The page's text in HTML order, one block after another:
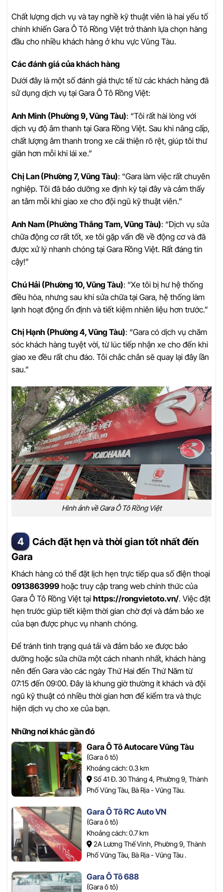
Chất lượng dịch vụ và tay nghề kỹ thuật viên là hai yếu tố
chính khiến Gara Ô Tô Rồng Việt trở thành lựa chọn hàng
đầu cho nhiều khách hàng ở khu vực Vũng Tàu.
Các đánh giá của khách hàng
Dưới đây là một số đánh giá thực tế từ các khách hàng đã
sử dụng dịch vụ tại Gara Ô Tô Rồng Việt:
Anh Minh (Phường 9, Vũng Tàu): “Tôi rất hài lòng với
dịch vụ độ âm thanh tại Gara Rồng Việt. Sau khi nâng cấp,
chất lượng âm thanh trong xe cải thiện rõ rệt, giúp tôi thư
giãn hơn mỗi khi lái xe.”
Chị Lan (Phường 7, Vũng Tàu): “Gara làm việc rất chuyên
nghiệp. Tôi đã bảo dưỡng xe định kỳ tại đây và cảm thấy
an tâm mỗi khi giao xe cho đội ngũ kỹ thuật viên.”
Anh Nam (Phường Thắng Tam, Vũng Tàu): “Dịch vụ sửa
chữa động cơ rất tốt, xe tôi gặp vấn đề về động cơ và đã
được xử lý nhanh chóng tại Gara Rồng Việt. Rất đáng tin
cậy!”
Chú Hải (Phường 10, Vũng Tàu): “Xe tôi bị hư hệ thống
điều hòa, nhưng sau khi sửa chữa tại Gara, hệ thống làm
lạnh hoạt động ổn định và tiết kiệm nhiên liệu hơn trước.”
Chị Hạnh (Phường 4, Vũng Tàu): “Gara có dịch vụ chăm
sóc khách hàng tuyệt vời, từ lúc tiếp nhận xe cho đến khi
giao xe đều rất chu đáo. Tôi chắc chắn sẽ quay lại đây lần
sau.”
Hình ảnh về Gara Ô Tô Rồng Việt
Cách đặt hẹn và thời gian tốt nhất đến
Gara
Khách hàng có thể đặt lịch hẹn trực tiếp qua số điện thoại
0913863999 hoặc truy cập trang web chính thức của
Gara Ô Tô Rồng Việt tại https://rongvietoto.vn/. Việc đặt
hẹn trước giúp tiết kiệm thời gian chờ đợi và đảm bảo xe
của bạn được phục vụ nhanh chóng.
Để tránh tình trạng quá tải và đảm bảo xe được bảo
dưỡng hoặc sửa chữa một cách nhanh nhất, khách hàng
nên đến Gara vào các ngày Thứ Hai đến Thứ Năm từ
07:15 đến 09:00. Đây là khung giờ thường ít khách và đội
ngũ kỹ thuật có nhiều thời gian hơn để kiểm tra và thực
hiện dịch vụ cho xe của bạn.
Những nơi khác gần đó
Gara Ô Tô Autocare Vũng Tàu
(Gara ô tô)
Khoảng cách: 0.3 km
Số 41 Đ. 30 Tháng 4, Phường 9, Thành
Phố Vũng Tàu, Bà Rịa - Vũng Tàu.
Gara Ô Tô RC Auto VN
(Gara ô tô)
Khoảng cách: 0.7 km
2A Lương Thế Vinh, Phường 9, Thành
Phố Vũng Tàu, Bà Rịa - Vũng Tàu .
Gara Ô Tô 688
(Gara ô tô)